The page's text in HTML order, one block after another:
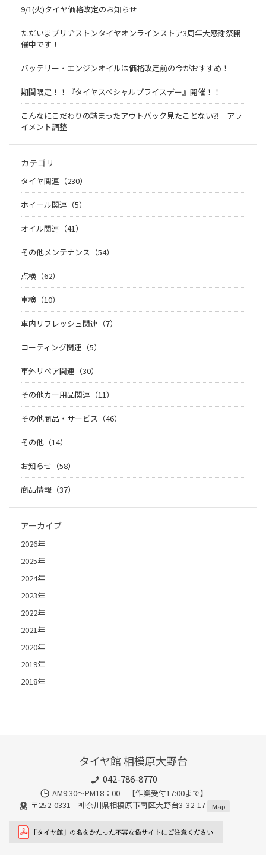
9/1(火)タイヤ価格改定のお知らせ
ただいまブリヂストンタイヤオンラインストア3周年大感謝祭開
催中です！
バッテリー・エンジンオイルは価格改定前の今がおすすめ！
期間限定！！『タイヤスペシャルプライスデー』開催！！
こんなにこだわりの詰まったアウトバック見たことない⁈ アラ
イメント調整
カテゴリ
タイヤ関連（230）
ホイール関連（5）
オイル関連（41）
その他メンテナンス（54）
点検（62）
車検（10）
車内リフレッシュ関連（7）
コーティング関連（5）
車外リペア関連（30）
その他カー用品関連（11）
その他商品・サービス（46）
その他（14）
お知らせ（58）
商品情報（37）
アーカイブ
2026年
2025年
2024年
2023年
2022年
2021年
2020年
2019年
2018年
タイヤ館 相模原大野台
042-786-8770
AM9:30～PM18：00 【作業受付17:00まで】
〒252-0331 神奈川県相模原市南区大野台3-32-17
Map